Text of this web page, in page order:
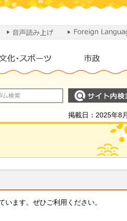
掲載日：2025年8
ます。ぜひご利用ください。